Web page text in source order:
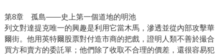
第8章 孤島——史上第一個道地的明池
列文對達提克唯一的興趣是利用它當木馬，滲透並從內部攻擊華
爾街。他用英特爾股票對付造市商的把戲，證明人類不善於撮合
買方和賣方的委託單；他們除了收取不合理的價差，還很容易犯